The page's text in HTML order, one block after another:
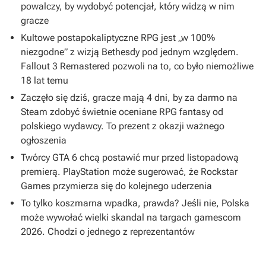
powalczy, by wydobyć potencjał, który widzą w nim
gracze
Kultowe postapokaliptyczne RPG jest „w 100%
niezgodne” z wizją Bethesdy pod jednym względem.
Fallout 3 Remastered pozwoli na to, co było niemożliwe
18 lat temu
Zaczęło się dziś, gracze mają 4 dni, by za darmo na
Steam zdobyć świetnie oceniane RPG fantasy od
polskiego wydawcy. To prezent z okazji ważnego
ogłoszenia
Twórcy GTA 6 chcą postawić mur przed listopadową
premierą. PlayStation może sugerować, że Rockstar
Games przymierza się do kolejnego uderzenia
To tylko koszmarna wpadka, prawda? Jeśli nie, Polska
może wywołać wielki skandal na targach gamescom
2026. Chodzi o jednego z reprezentantów